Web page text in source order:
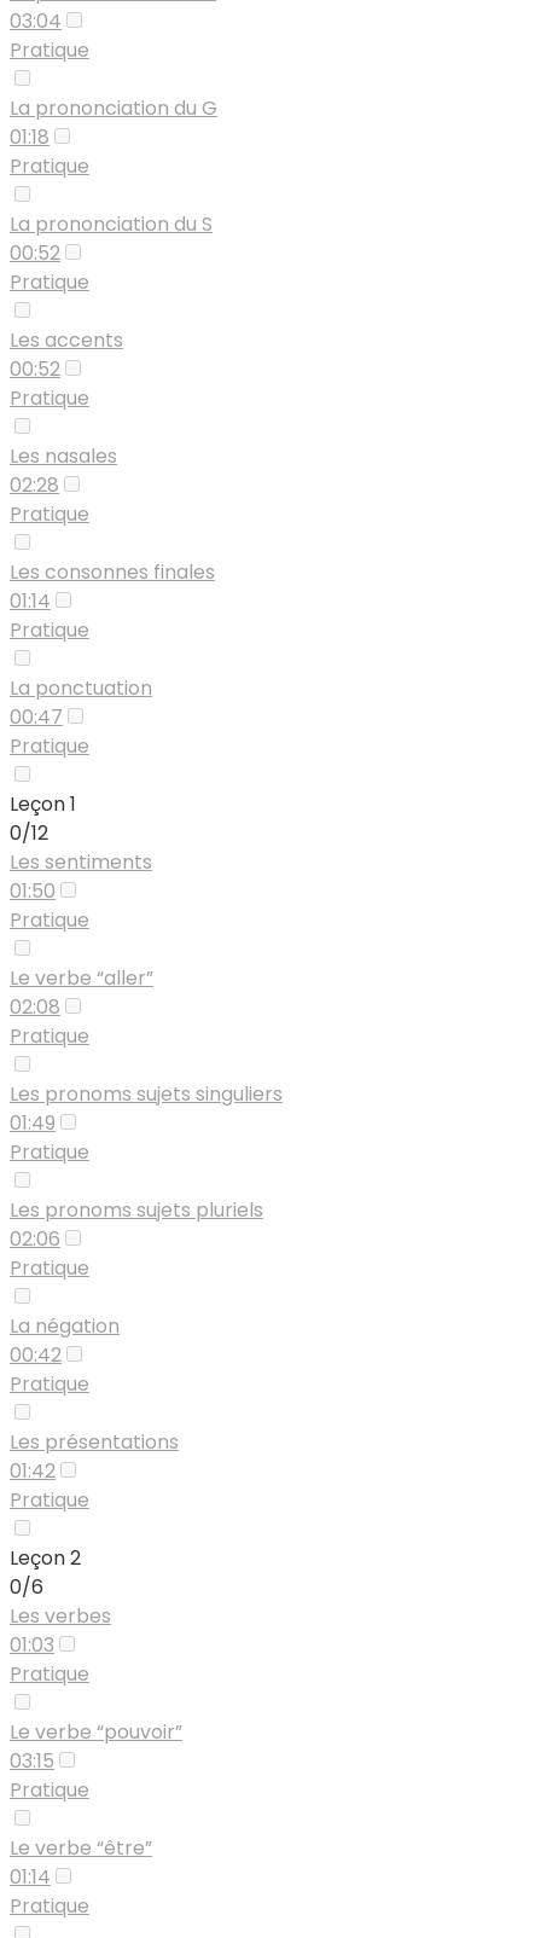
03:04
Pratique
La prononciation du G
01:18
Pratique
La prononciation du S
00:52
Pratique
Les accents
00:52
Pratique
Les nasales
02:28
Pratique
Les consonnes finales
01:14
Pratique
La ponctuation
00:47
Pratique
Leçon 1
0/12
Les sentiments
01:50
Pratique
Le verbe “aller”
02:08
Pratique
Les pronoms sujets singuliers
01:49
Pratique
Les pronoms sujets pluriels
02:06
Pratique
La négation
00:42
Pratique
Les présentations
01:42
Pratique
Leçon 2
0/6
Les verbes
01:03
Pratique
Le verbe “pouvoir”
03:15
Pratique
Le verbe “être”
01:14
Pratique